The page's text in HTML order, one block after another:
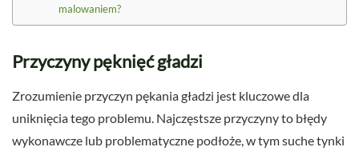
malowaniem?
Przyczyny pęknięć gładzi
Zrozumienie przyczyn pękania gładzi jest kluczowe dla
uniknięcia tego problemu. Najczęstsze przyczyny to błędy
wykonawcze lub problematyczne podłoże, w tym suche tynki